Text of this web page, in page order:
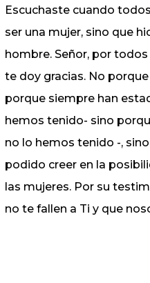
Escuchaste cuando
ser una mujer, sino que
hombre. Señor, por
te doy gracias. No
porque siempre han
hemos tenido- sino
no lo hemos tenido -,
podido creer en la
las mujeres. Por su
no te fallen a Ti y que